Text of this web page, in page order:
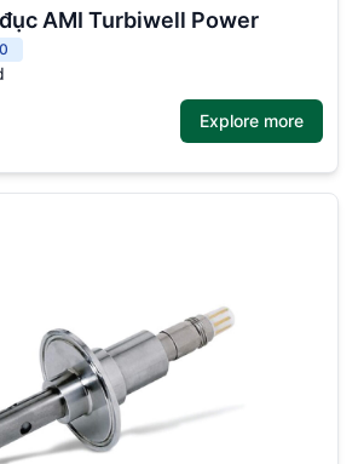
AMI Turbiwell Power
Explore more